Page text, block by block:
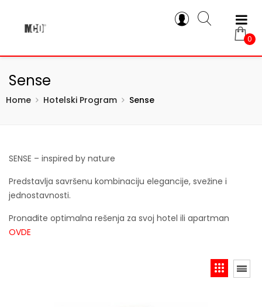
0
Sense
Home Hotelski Program Sense
SENSE – inspired by nature
Predstavlja savršenu kombinaciju elegancije, svežine i
jednostavnosti.
Pronađite optimalna rešenja za svoj hotel ili apartman
OVDE